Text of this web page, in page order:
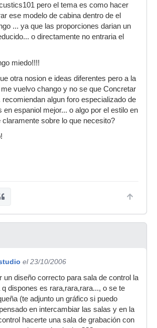
pero el tema es como hacer
ese modelo de cabina dentro de el
... ya que las proporciones darian un
o directamente no entraria el
miedo!!!!
otra nosion e ideas diferentes pero a la
vuelvo chango y no se que Concretar
algun foro especializado de
en espaniol mejor... o algo por el estilo en
claramente sobre lo que necesito?
el 23/10/2006
un diseño correcto para sala de control la
dispones es rara,rara,rara..., o se te
(te adjunto un gráfico si puedo
en intercambiar las salas y en la
hacerte una sala de grabación con